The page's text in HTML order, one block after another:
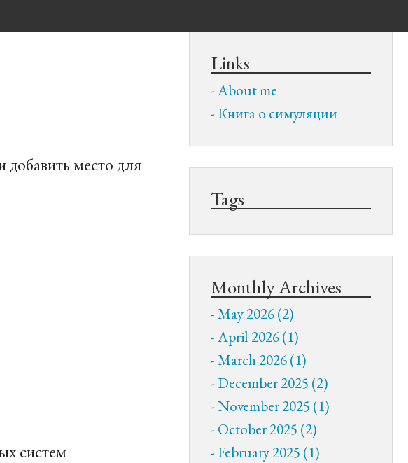
добавить место для
систем
Links
About me
Книга о симуляции
Tags
Monthly Archives
May 2026 (2)
April 2026 (1)
March 2026 (1)
December 2025 (2)
November 2025 (1)
October 2025 (2)
February 2025 (1)